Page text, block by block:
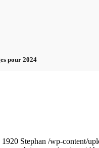
pour 2024
1920 Stephan /wp-content/